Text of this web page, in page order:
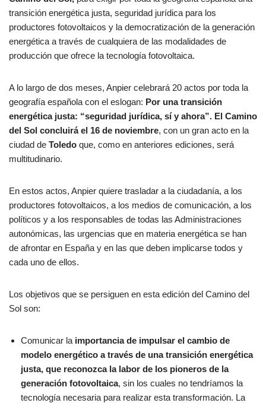
transición energética justa, seguridad jurídica para los
productores fotovoltaicos y la democratización de la generación
energética a través de cualquiera de las modalidades de
producción que ofrece la tecnología fotovoltaica.
A lo largo de dos meses, Anpier celebrará 20 actos por toda la
geografía española con el eslogan: Por una transición
energética justa: “seguridad jurídica, sí y ahora”. El Camino
del Sol concluirá el 16 de noviembre, con un gran acto en la
ciudad de Toledo que, como en anteriores ediciones, será
multitudinario.
En estos actos, Anpier quiere trasladar a la ciudadanía, a los
productores fotovoltaicos, a los medios de comunicación, a los
políticos y a los responsables de todas las Administraciones
autonómicas, las urgencias que en materia energética se han
de afrontar en España y en las que deben implicarse todos y
cada uno de ellos.
Los objetivos que se persiguen en esta edición del Camino del
Sol son:
Comunicar la importancia de impulsar el cambio de
modelo energético a través de una transición energética
justa, que reconozca la labor de los pioneros de la
generación fotovoltaica, sin los cuales no tendríamos la
tecnología necesaria para realizar esta transformación. La